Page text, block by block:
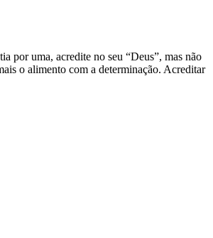
por uma, acredite no seu “Deus”, mas não
o alimento com a determinação. Acreditar